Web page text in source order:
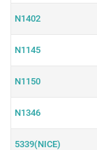
N1402
N1145
N1150
N1346
5339(NICE)